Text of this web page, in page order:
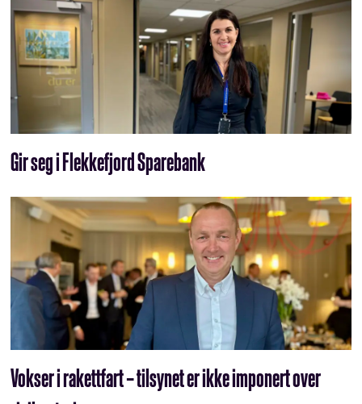
Gir seg i Flekkefjord Sparebank
Vokser i rakettfart – tilsynet er ikke imponert over